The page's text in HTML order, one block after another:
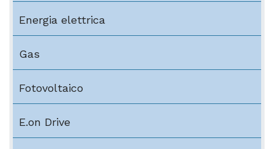
Energia elettrica
Gas
Fotovoltaico
E.on Drive